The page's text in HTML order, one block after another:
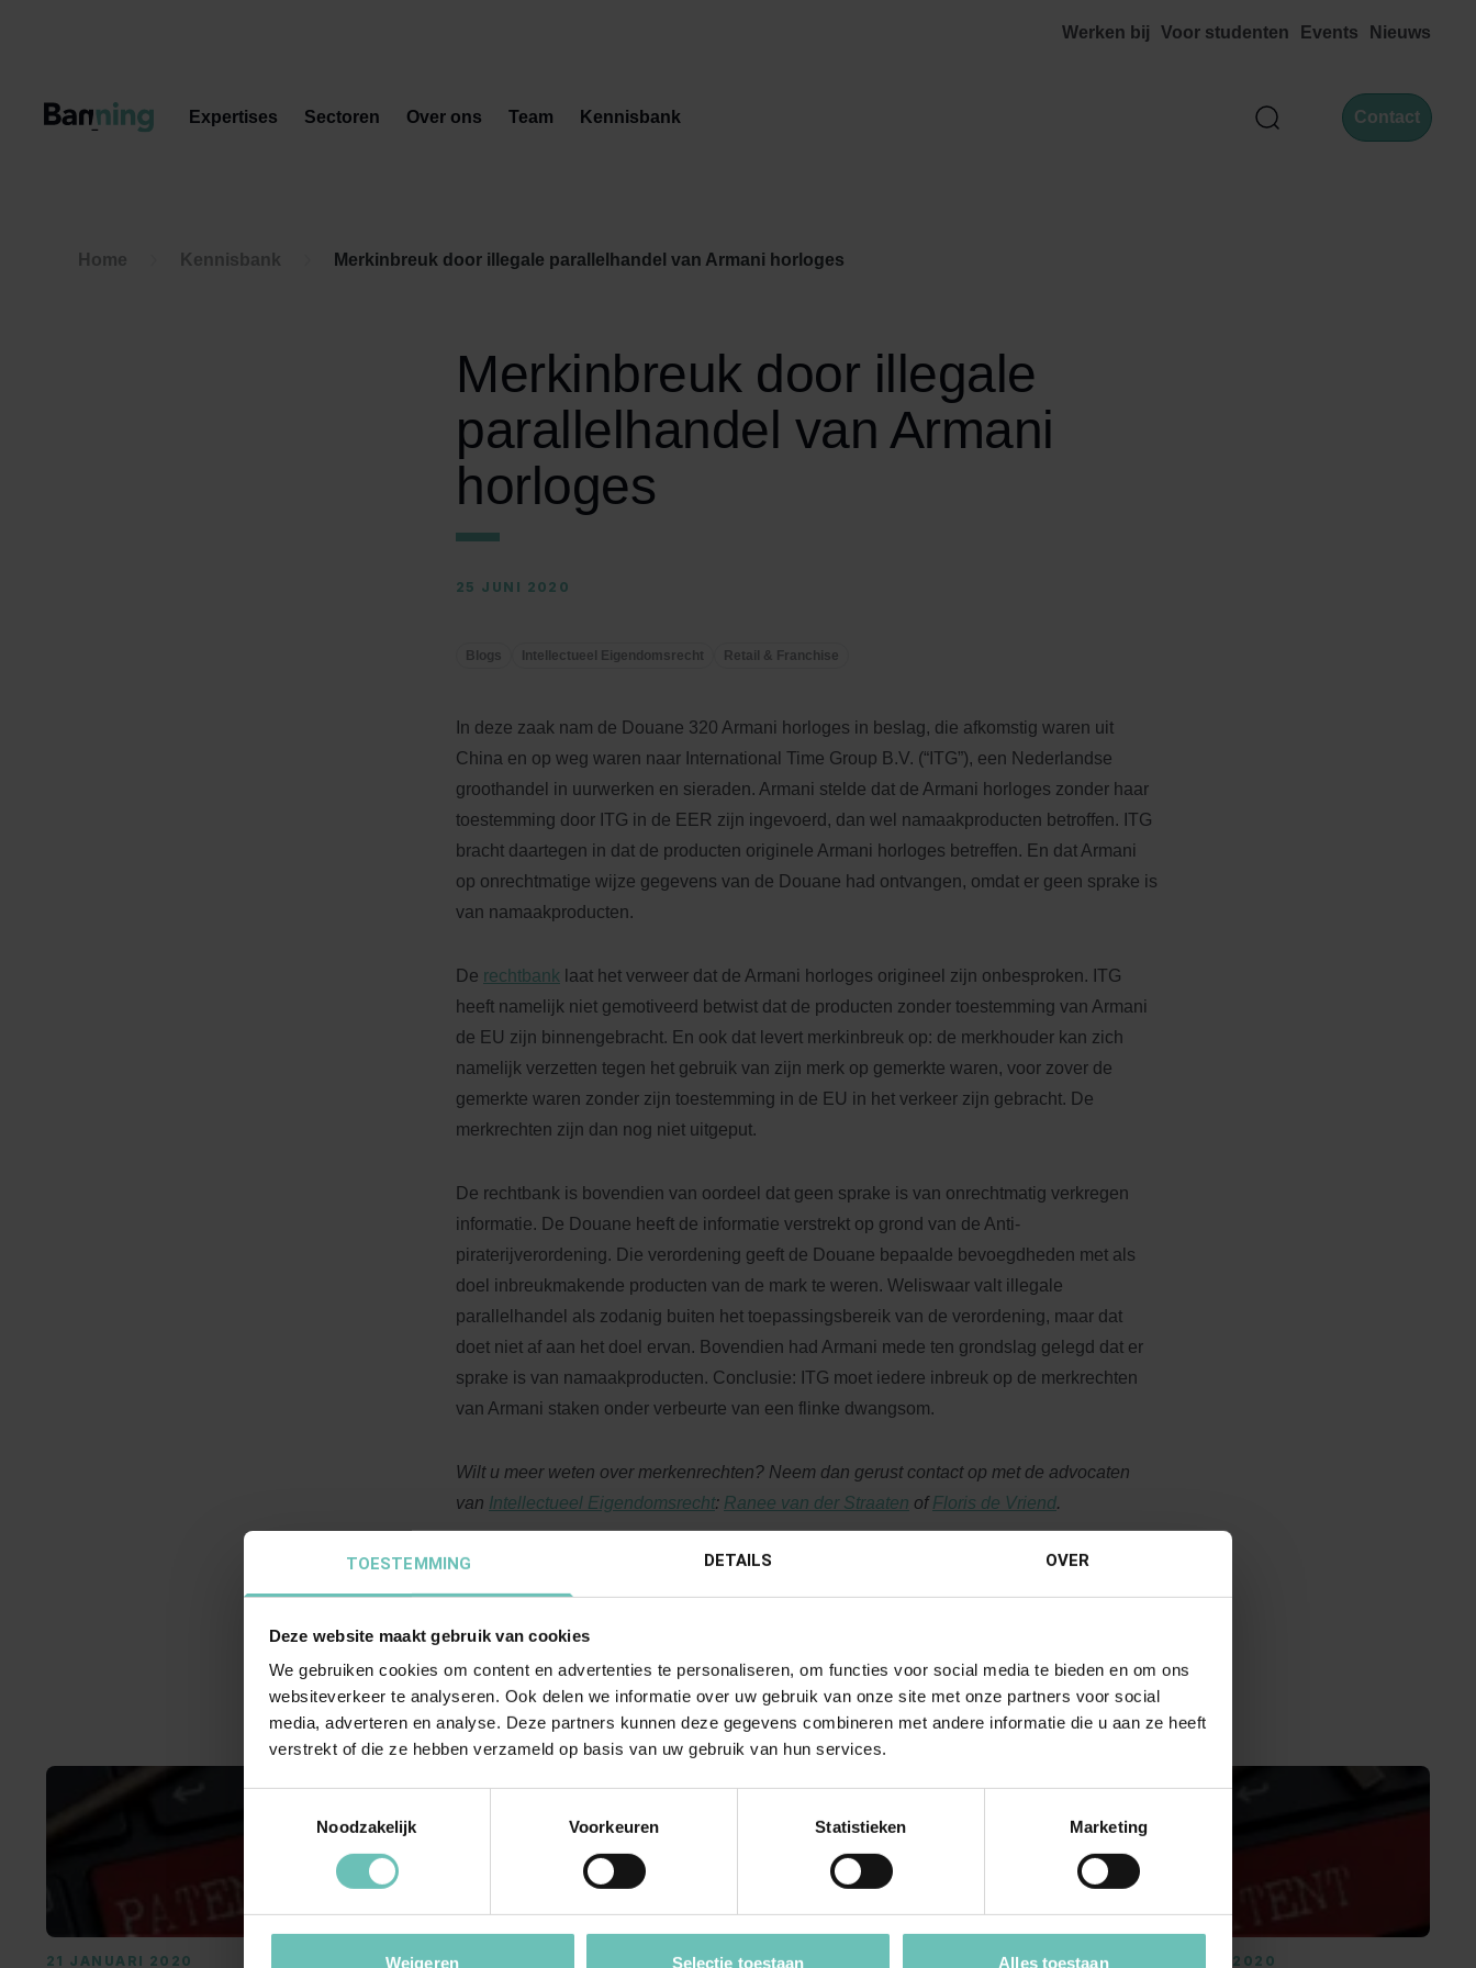
TOESTEMMING DETAILS OVER
Deze website maakt gebruik van cookies
We gebruiken cookies om content en advertenties te personaliseren, om functies voor social media te bieden en om ons
websiteverkeer te analyseren. Ook delen we informatie over uw gebruik van onze site met onze partners voor social
media, adverteren en analyse. Deze partners kunnen deze gegevens combineren met andere informatie die u aan ze heeft
verstrekt of die ze hebben verzameld op basis van uw gebruik van hun services.
Noodzakelijk
Voorkeuren Statistieken Marketing
Weigeren Selectie toestaan Alles toestaan
Werken bij Voor studenten Events Nieuws
Zoek Contact
Expertises Sectoren Over ons Team Kennisbank
Home Kennisbank Merkinbreuk door illegale parallelhandel van Armani horloges
Merkinbreuk door illegale
parallelhandel van Armani
horloges
25 JUNI 2020
Blogs Intellectueel Eigendomsrecht Retail & Franchise
In deze zaak nam de Douane 320 Armani horloges in beslag, die afkomstig waren uit
China en op weg waren naar International Time Group B.V. (“ITG”), een Nederlandse
groothandel in uurwerken en sieraden. Armani stelde dat de Armani horloges zonder haar
toestemming door ITG in de EER zijn ingevoerd, dan wel namaakproducten betroffen. ITG
bracht daartegen in dat de producten originele Armani horloges betreffen. En dat Armani
op onrechtmatige wijze gegevens van de Douane had ontvangen, omdat er geen sprake is
van namaakproducten.
De rechtbank laat het verweer dat de Armani horloges origineel zijn onbesproken. ITG
heeft namelijk niet gemotiveerd betwist dat de producten zonder toestemming van Armani
de EU zijn binnengebracht. En ook dat levert merkinbreuk op: de merkhouder kan zich
namelijk verzetten tegen het gebruik van zijn merk op gemerkte waren, voor zover de
gemerkte waren zonder zijn toestemming in de EU in het verkeer zijn gebracht. De
merkrechten zijn dan nog niet uitgeput.
De rechtbank is bovendien van oordeel dat geen sprake is van onrechtmatig verkregen
informatie. De Douane heeft de informatie verstrekt op grond van de Anti-
piraterijverordening. Die verordening geeft de Douane bepaalde bevoegdheden met als
doel inbreukmakende producten van de mark te weren. Weliswaar valt illegale
parallelhandel als zodanig buiten het toepassingsbereik van de verordening, maar dat
doet niet af aan het doel ervan. Bovendien had Armani mede ten grondslag gelegd dat er
sprake is van namaakproducten. Conclusie: ITG moet iedere inbreuk op de merkrechten
van Armani staken onder verbeurte van een flinke dwangsom.
Wilt u meer weten over merkenrechten? Neem dan gerust contact op met de advocaten
van Intellectueel Eigendomsrecht: Ranee van der Straaten ofFloris de Vriend.
Meer nieuws
21 JANUARI 2020 02 FEBRUARI 2020 17 MAART 2019 14 AUGUSTUS 2020